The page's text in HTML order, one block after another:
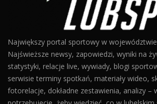
Największy portal sportowy w
Najświeższe newsy, zapowiedzi, wyniki na
statystyki, relacje live, wywiady, blogi
serwisie terminy spotkań, materiały wideo,
fotorelacje, dokładne zestawienia, analizy –